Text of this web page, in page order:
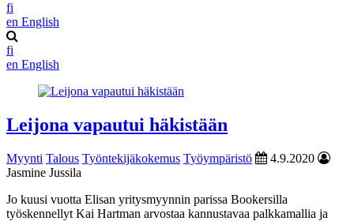
fi
en English
fi
en English
Leijona vapautui häkistään
Myynti Talous Työntekijäkokemus Työympäristö
4.9.2020
Jasmine Jussila
Jo kuusi vuotta Elisan yritysmyynnin parissa Bookersilla
työskennellyt Kai Hartman arvostaa kannustavaa palkkamallia ja